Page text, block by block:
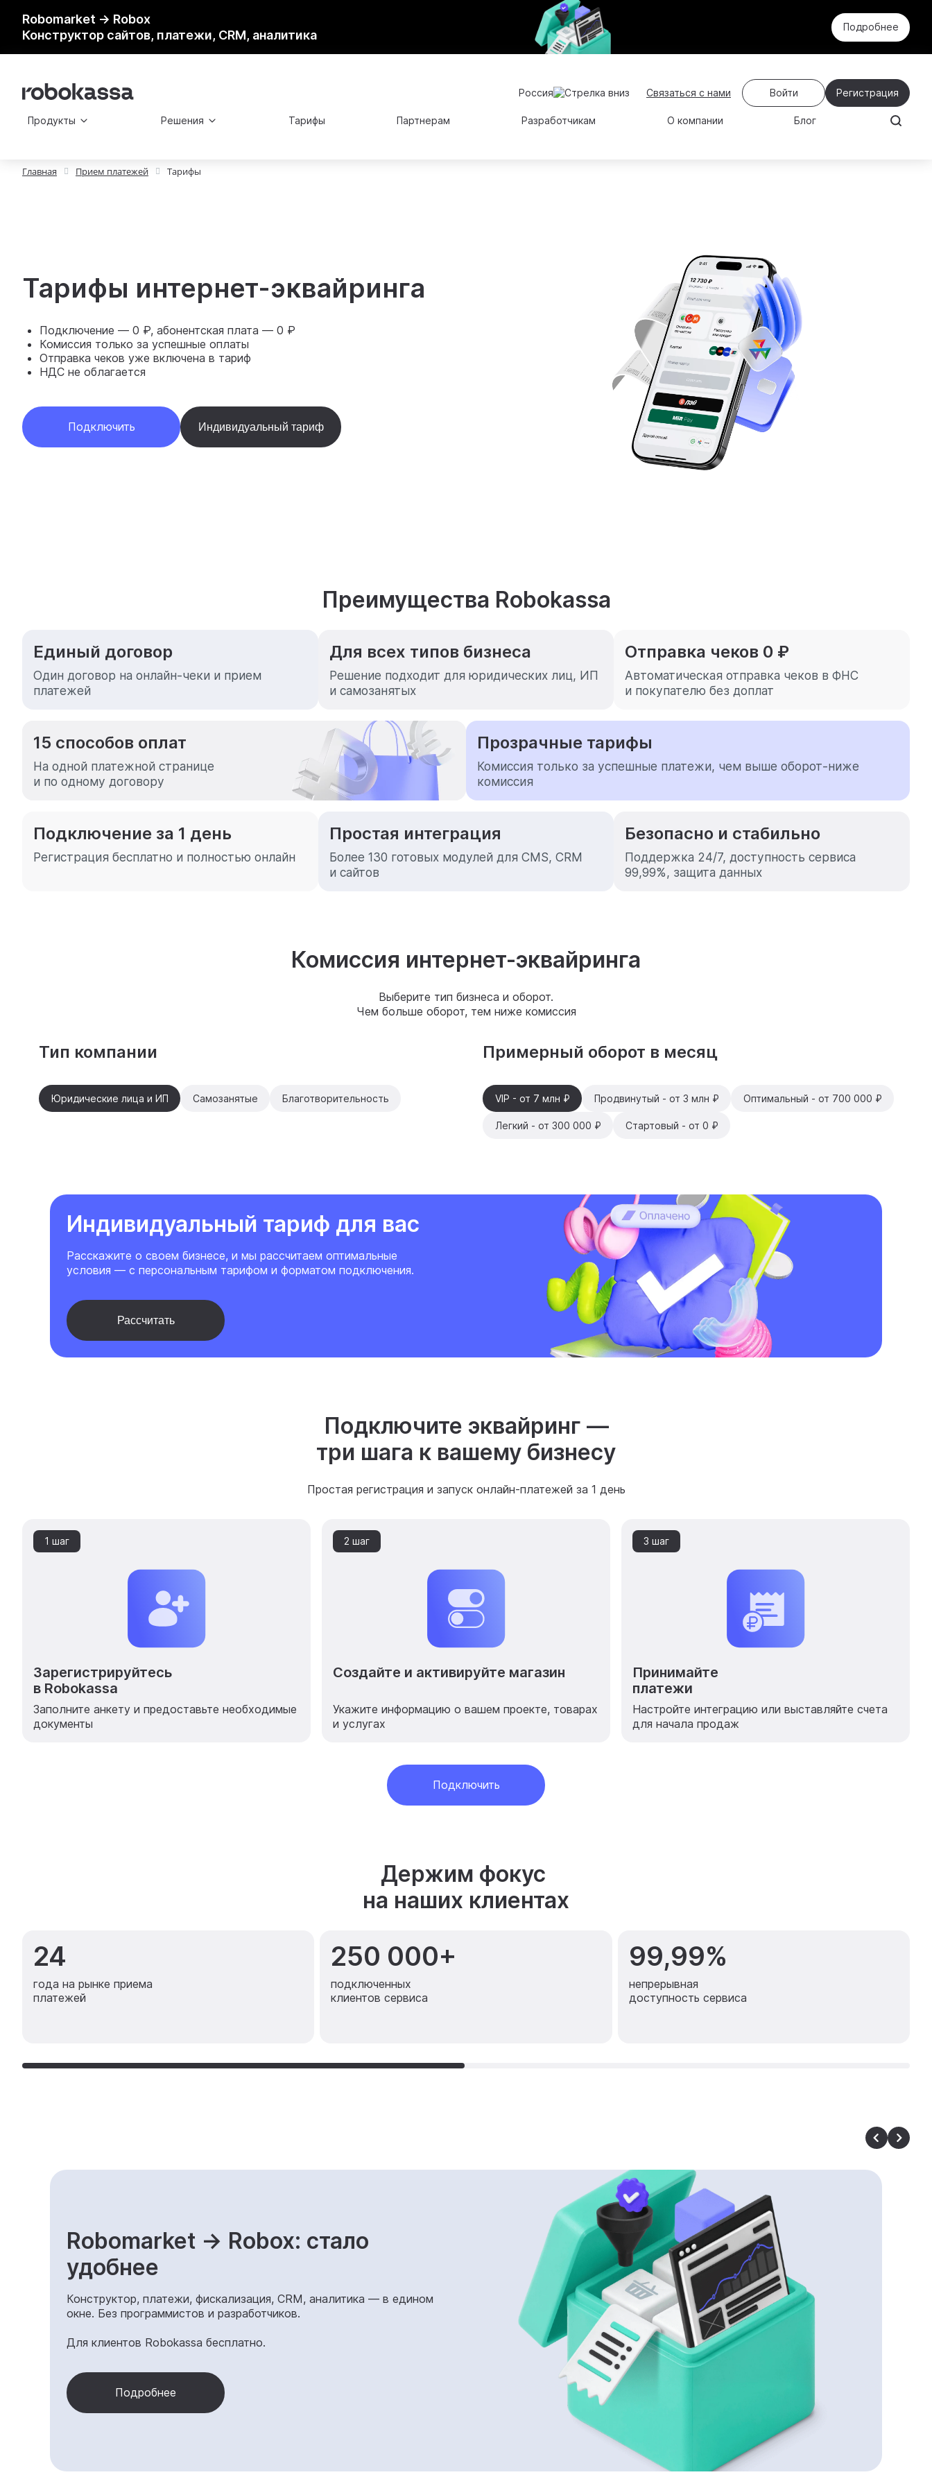
Robomarket → Robox
Конструктор сайтов, платежи, CRM, аналитика
Подробнее
Россия Связаться с нами Войти Регистрация
Продукты Решения Тарифы Партнерам Разработчикам О компании Блог
Главная Прием платежей Тарифы
Тарифы интернет-эквайринга
Подключение — 0 ₽, абонентская плата — 0 ₽
Комиссия только за успешные оплаты
Отправка чеков уже включена в тариф
НДС не облагается
Подключить Индивидуальный тариф
Преимущества Robokassa
Единый договор
Один договор на онлайн-чеки и прием
платежей
Для всех типов бизнеса
Решение подходит для юридических лиц, ИП
и самозанятых
Отправка чеков 0 ₽
Автоматическая отправка чеков в ФНС
и покупателю без доплат
15 способов оплат
На одной платежной странице
и по одному договору
Прозрачные тарифы
Комиссия только за успешные платежи, чем выше оборот-ниже
комиссия
Подключение за 1 день
Регистрация бесплатно и полностью онлайн
Простая интеграция
Более 130 готовых модулей для CMS, CRM
и сайтов
Безопасно и стабильно
Поддержка 24/7, доступность сервиса
99,99%, защита данных
Комиссия интернет-эквайринга
Выберите тип бизнеса и оборот.
Чем больше оборот, тем ниже комиссия
Тип компании
Юридические лица и ИП Самозанятые Благотворительность
Примерный оборот в месяц
VIP - от 7 млн ₽ Продвинутый - от 3 млн ₽ Оптимальный - от 700 000 ₽
Легкий - от 300 000 ₽ Стартовый - от 0 ₽
Индивидуальный тариф для вас
Расскажите о своем бизнесе, и мы рассчитаем оптимальные
условия — с персональным тарифом и форматом подключения.
Рассчитать
Подключите эквайринг —
три шага к вашему бизнесу
Простая регистрация и запуск онлайн-платежей за 1 день
1 шаг
Зарегистрируйтесь
в Robokassa
Заполните анкету и предоставьте необходимые
документы
2 шаг
Создайте и активируйте магазин
Укажите информацию о вашем проекте, товарах
и услугах
3 шаг
Принимайте
платежи
Настройте интеграцию или выставляйте счета
для начала продаж
Подключить
Держим фокус
на наших клиентах
24
года на рынке приема
платежей
250 000+
подключенных
клиентов сервиса
99,99%
непрерывная
доступность сервиса
Robomarket → Robox: стало
удобнее
Конструктор, платежи, фискализация, CRM, аналитика — в едином
окне. Без программистов и разработчиков.
Для клиентов Robokassa бесплатно.
Подробнее
Индивидуальный тариф
Телефон *
Ваш сайт
Примерный оборот в месяц
Я даюсогласие на получение рекламно-
информационных сообщений
согласие на обработку моих
персональных данныхдля обработки моей
заявки согласнополитике обработки